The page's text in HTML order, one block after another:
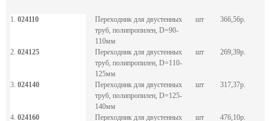
1. 024110
Переходник для двустенных
труб, полипропилен, D=90-
110мм
шт 366,56р.
2. 024125
Переходник для двустенных
труб, полипропилен, D=110-
125мм
шт 269,39р.
3. 024140
Переходник для двустенных
труб, полипропилен, D=125-
140мм
шт 317,37р.
4. 024160 Переходник для двустенных шт 476,10р.